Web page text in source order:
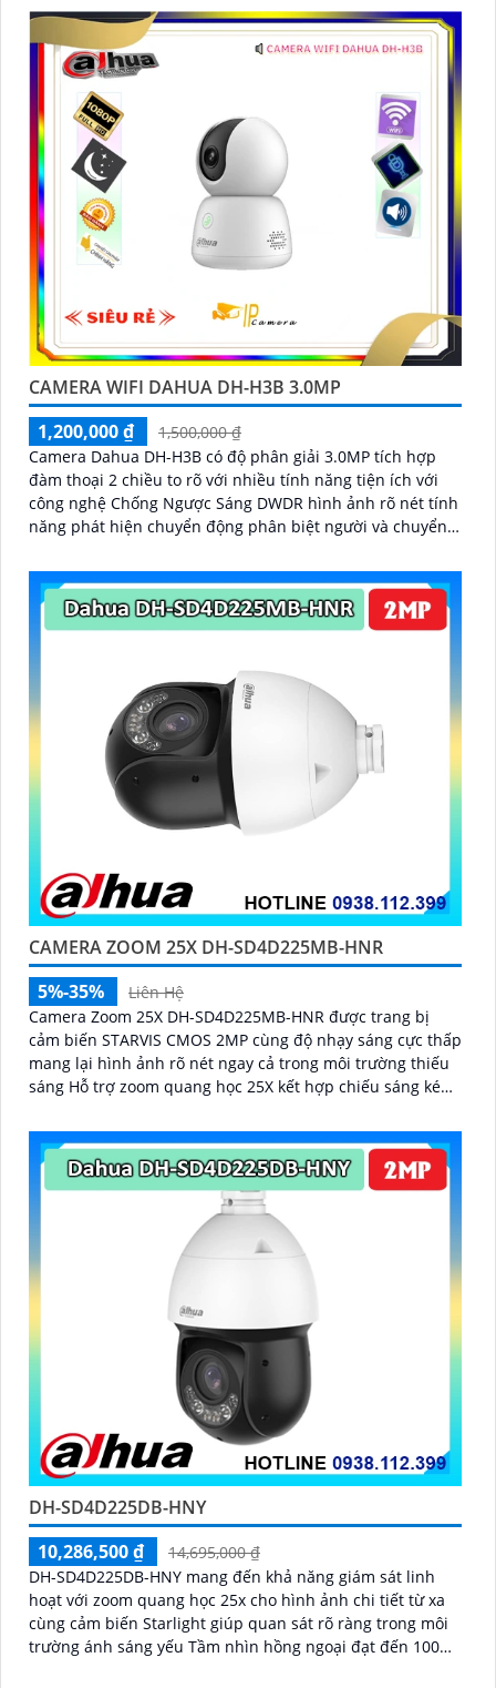
CAMERA WIFI DAHUA DH-H3B 3.0MP
1,200,000 ₫
1,500,000 ₫
Camera Dahua DH-H3B có độ phân giải 3.0MP tích hợp
đàm thoại 2 chiều to rõ với nhiều tính năng tiện ích với
công nghệ Chống Ngược Sáng DWDR hình ảnh rõ nét tính
năng phát hiện chuyển động phân biệt người và chuyển
dù thiếu ánh sáng
CAMERA ZOOM 25X DH-SD4D225MB-HNR
5%-35%
Liên Hệ
Camera Zoom 25X DH-SD4D225MB-HNR được trang bị
cảm biến STARVIS CMOS 2MP cùng độ nhạy sáng cực thấp
mang lại hình ảnh rõ nét ngay cả trong môi trường thiếu
sáng Hỗ trợ zoom quang học 25X kết hợp chiếu sáng kép
Tính năng quay quét linh hoạt cùng chuẩn chống nước
IP67 giúp quan sát ổn định ngoài trời
DH-SD4D225DB-HNY
10,286,500 ₫
14,695,000 ₫
DH-SD4D225DB-HNY mang đến khả năng giám sát linh
hoạt với zoom quang học 25x cho hình ảnh chi tiết từ xa
cùng cảm biến Starlight giúp quan sát rõ ràng trong môi
trường ánh sáng yếu Tầm nhìn hồng ngoại đạt đến 100m